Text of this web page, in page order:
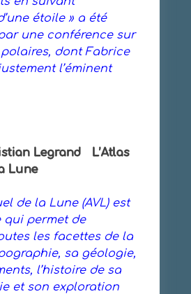
étoile » a été
une conférence sur
dont Fabrice
l’éminent
Legrand L’Atlas
Lune
de la Lune (AVL) est
qui permet de
les facettes de la
sa géologie,
l’histoire de sa
et son exploration